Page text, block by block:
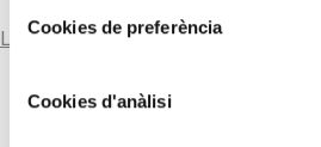
Cookies de preferència
Cookies d'anàlisi
Llegir-ne més